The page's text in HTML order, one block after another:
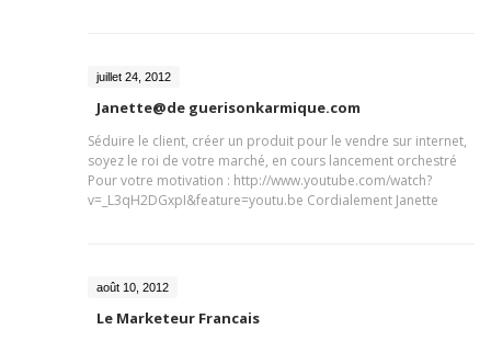
juillet 24, 2012
Janette@de guerisonkarmique.com
Séduire le client, créer un produit pour le vendre sur internet,
soyez le roi de votre marché, en cours lancement orchestré
Pour votre motivation : http://www.youtube.com/watch?
v=_L3qH2DGxpI&feature=youtu.be Cordialement Janette
août 10, 2012
Le Marketeur Francais